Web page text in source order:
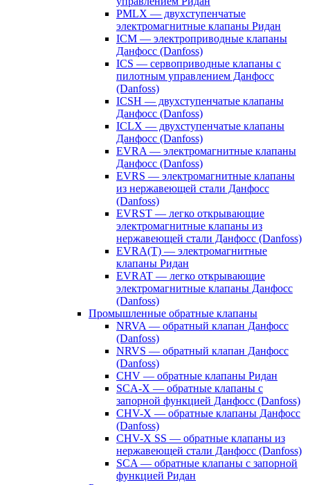
PMLX — двухступенчатые
электромагнитные клапаны Ридан
ICM — электроприводные клапаны
Данфосс (Danfoss)
ICS — сервоприводные клапаны с
пилотным управлением Данфосс
(Danfoss)
ICSH — двухступенчатые клапаны
Данфосс (Danfoss)
ICLX — двухступенчатые клапаны
Данфосс (Danfoss)
EVRA — электромагнитные клапаны
Данфосс (Danfoss)
EVRS — электромагнитные клапаны
из нержавеющей стали Данфосс
(Danfoss)
EVRST — легко открывающие
электромагнитные клапаны из
нержавеющей стали Данфосс (Danfoss)
EVRA(T) — электромагнитные
клапаны Ридан
EVRAT — легко открывающие
электромагнитные клапаны Данфосс
(Danfoss)
Промышленные обратные клапаны
NRVA — обратный клапан Данфосс
(Danfoss)
NRVS — обратный клапан Данфосс
(Danfoss)
CHV — обратные клапаны Ридан
SCA-X — обратные клапаны с
запорной функцией Данфосс (Danfoss)
CHV-X — обратные клапаны Данфосс
(Danfoss)
CHV-X SS — обратные клапаны из
нержавеющей стали Данфосс (Danfoss)
SCA — обратные клапаны с запорной
функцией Ридан